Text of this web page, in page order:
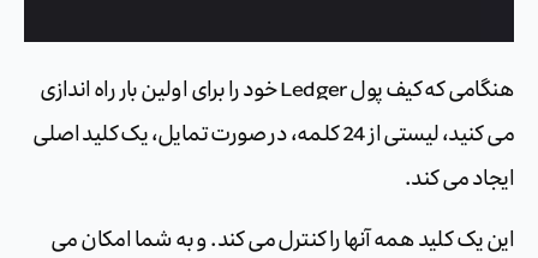
هنگامی که کیف پول Ledger خود را برای اولین بار راه اندازی
می کنید، لیستی از 24 کلمه، در صورت تمایل، یک کلید اصلی
ایجاد می کند.
این یک کلید همه آنها را کنترل می کند. و به شما امکان می